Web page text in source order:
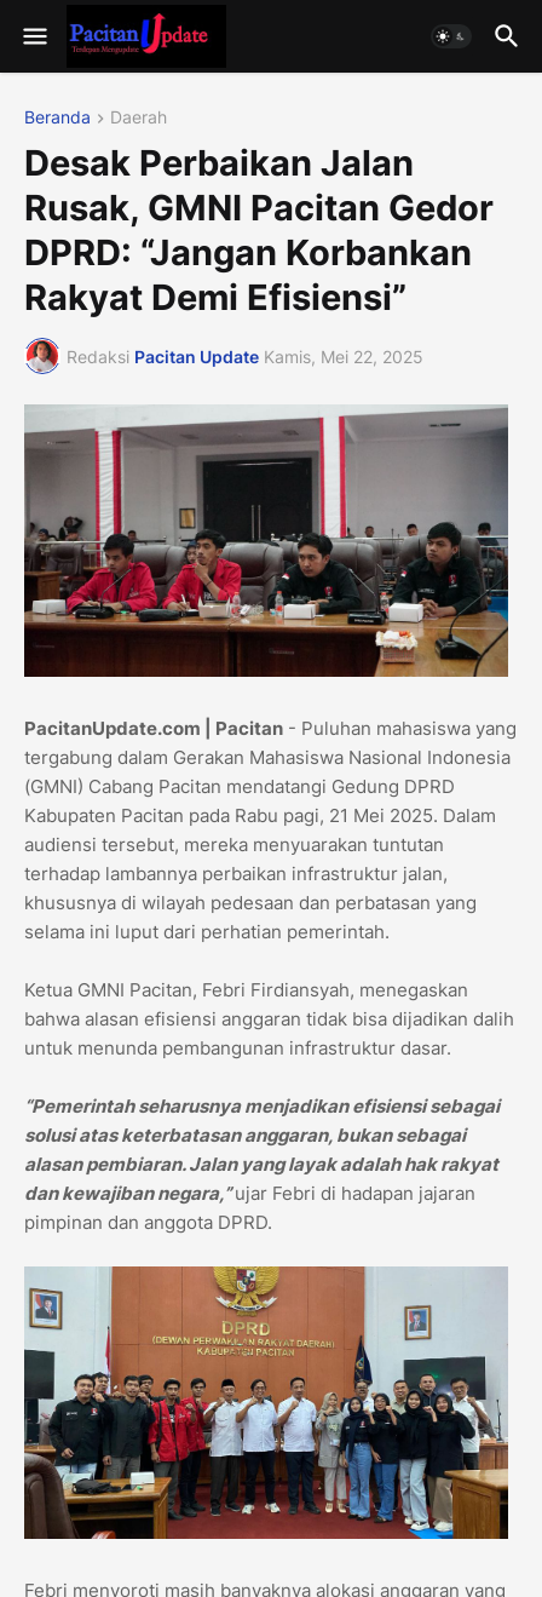
Beranda Daerah
Desak Perbaikan Jalan
Rusak, GMNI Pacitan Gedor
DPRD: “Jangan Korbankan
Rakyat Demi Efisiensi”
Redaksi Pacitan Update Kamis, Mei 22, 2025
PacitanUpdate.com | Pacitan - Puluhan mahasiswa yang
tergabung dalam Gerakan Mahasiswa Nasional Indonesia
(GMNI) Cabang Pacitan mendatangi Gedung DPRD
Kabupaten Pacitan pada Rabu pagi, 21 Mei 2025. Dalam
audiensi tersebut, mereka menyuarakan tuntutan
terhadap lambannya perbaikan infrastruktur jalan,
khususnya di wilayah pedesaan dan perbatasan yang
selama ini luput dari perhatian pemerintah.
Ketua GMNI Pacitan, Febri Firdiansyah, menegaskan
bahwa alasan efisiensi anggaran tidak bisa dijadikan dalih
untuk menunda pembangunan infrastruktur dasar.
“Pemerintah seharusnya menjadikan efisiensi sebagai
solusi atas keterbatasan anggaran, bukan sebagai
alasan pembiaran. Jalan yang layak adalah hak rakyat
dan kewajiban negara,”ujar Febri di hadapan jajaran
pimpinan dan anggota DPRD.
Febri menyoroti masih banyaknya alokasi anggaran yang